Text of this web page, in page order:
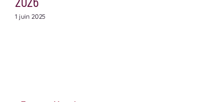
1 juin 2025